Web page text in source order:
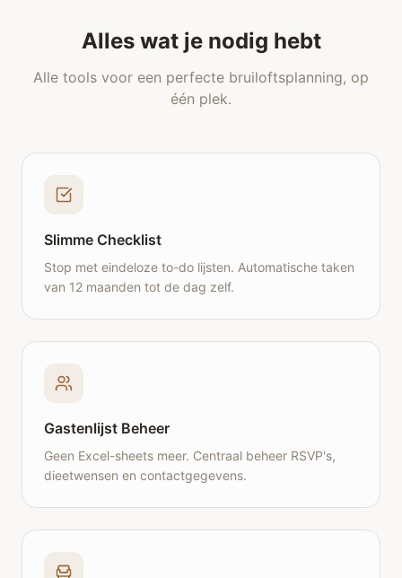
Alles wat je nodig hebt
Alle tools voor een perfecte bruiloftsplanning, op
één plek.
Slimme Checklist
Stop met eindeloze to-do lijsten. Automatische taken
van 12 maanden tot de dag zelf.
Gastenlijst Beheer
Geen Excel-sheets meer. Centraal beheer RSVP's,
dieetwensen en contactgegevens.